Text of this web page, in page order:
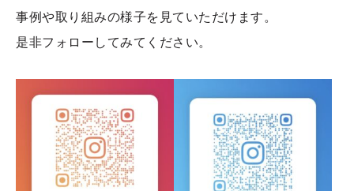
事例や取り組みの様子を見ていただけます。
是非フォローしてみてください。